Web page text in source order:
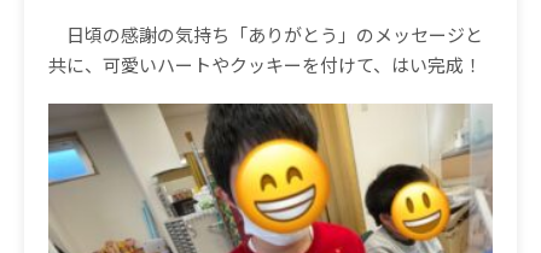
日頃の感謝の気持ち「ありがとう」のメッセージと
共に、可愛いハートやクッキーを付けて、はい完成！